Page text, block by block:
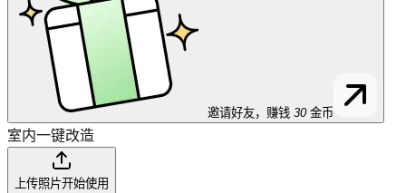
邀请好友，赚钱 30 金币
室内一键改造
上传照片开始使用